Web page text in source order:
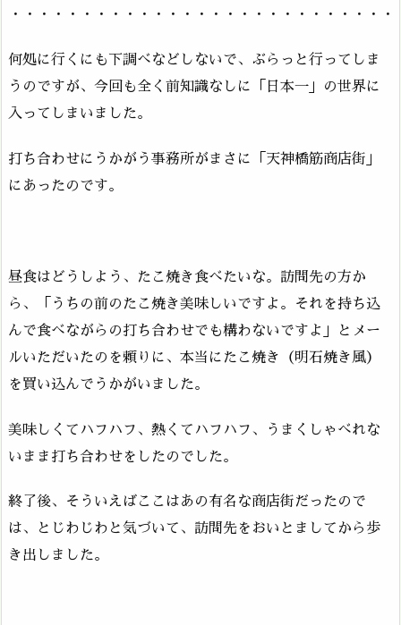
・・・・・・・・・・・・・・・・・・・・・・・・・・
何処に行くにも下調べなどしないで、ぶらっと行ってしま
うのですが、今回も全く前知識なしに「日本一」の世界に
入ってしまいました。
打ち合わせにうかがう事務所がまさに「天神橋筋商店街」
にあったのです。
昼食はどうしよう、たこ焼き食べたいな。訪問先の方か
ら、「うちの前のたこ焼き美味しいですよ。それを持ち込
んで食べながらの打ち合わせでも構わないですよ」とメー
ルいただいたのを頼りに、本当にたこ焼き（明石焼き風）
を買い込んでうかがいました。
美味しくてハフハフ、熱くてハフハフ、うまくしゃべれな
いまま打ち合わせをしたのでした。
終了後、そういえばここはあの有名な商店街だったので
は、とじわじわと気づいて、訪問先をおいとましてから歩
き出しました。